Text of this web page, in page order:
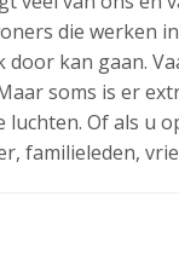
die werken
kan gaan.
soms is er
luchten. Of als u
familieleden,